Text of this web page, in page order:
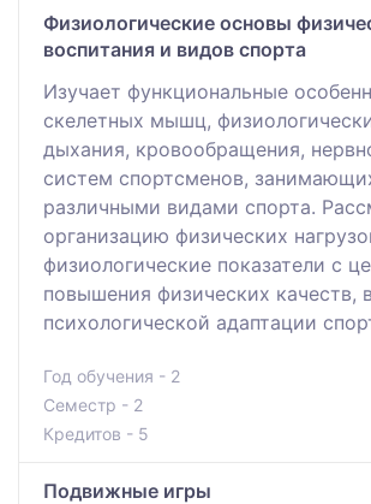
Физиологические основы
воспитания и видов спорта
Изучает функциональные
скелетных мышц,
дыхания, кровообращения,
систем спортсменов,
различными видами спорта.
организацию физических
физиологические показатели с
повышения физических качеств,
психологической адаптации
Год обучения - 2
Семестр - 2
Кредитов - 5
Подвижные игры